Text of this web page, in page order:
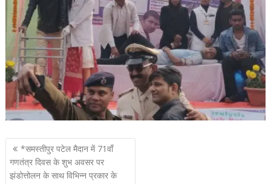
P
o
s
*समस्तीपुर पटेल मैदान में 71वाँ
गणतंत्र दिवस के शुभ अवसर पर
झंडोत्तोलन के साथ विभिन्न प्रकार के